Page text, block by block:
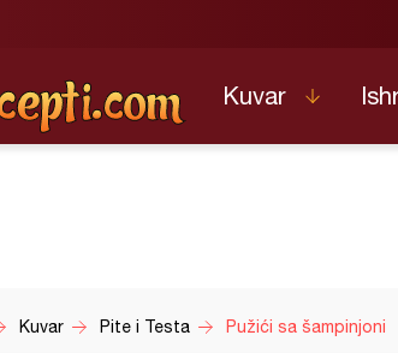
Kuvar
Kuvar Pite i Testa Pužići sa šampinjoni